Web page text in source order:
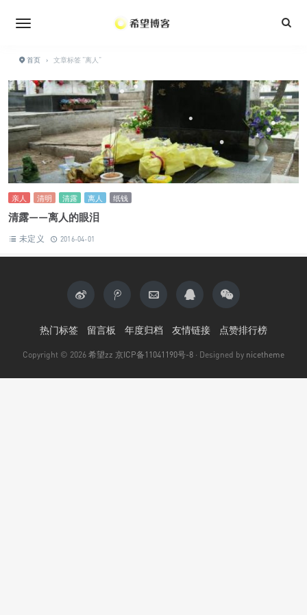
首页 › 文章标签 "离人"
亲人 清明 清露 离人 纸钱
清露——离人的眼泪
未定义 2016-04-01
热门标签 留言板 年度归档 友情链接 点赞排行榜
Copyright © 2026 希望zz 京ICP备11041190号-8 · Designed by nicetheme
•
•
•
••